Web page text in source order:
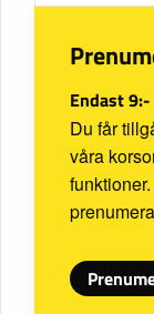
Endast
Du får
våra